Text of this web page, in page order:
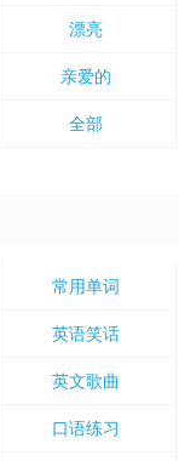
漂亮
亲爱的
全部
常用单词
英语笑话
英文歌曲
口语练习